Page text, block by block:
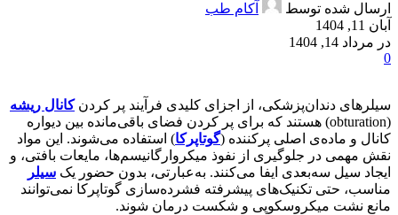
ارسال شده توسط
آکام طب
آبان 11, 1404
در مرداد 14, 1404
0
سیلرهای دندان‌پزشکی، از اجزای کلیدی فرآیند پر کردنکانال ریشه
(obturation) هستند که برای پر کردن فضای باقی‌مانده بین دیواره
کانال و ماده‌ی اصلی پرکننده (گوتاپرکا) استفاده می‌شوند. این مواد
نقش مهمی در جلوگیری از نفوذ میکروارگانیسم‌ها، مایعات بافتی، و
ایجاد سیل سه‌بعدی ایفا می‌کنند. به‌عبارتی، بدون حضور یک سیلر
مناسب، حتی تکنیک‌های پیشرفته فشرده‌سازی گوتاپرکا نمی‌توانند
مانع نشت میکروسکوپی و شکست درمان شوند.